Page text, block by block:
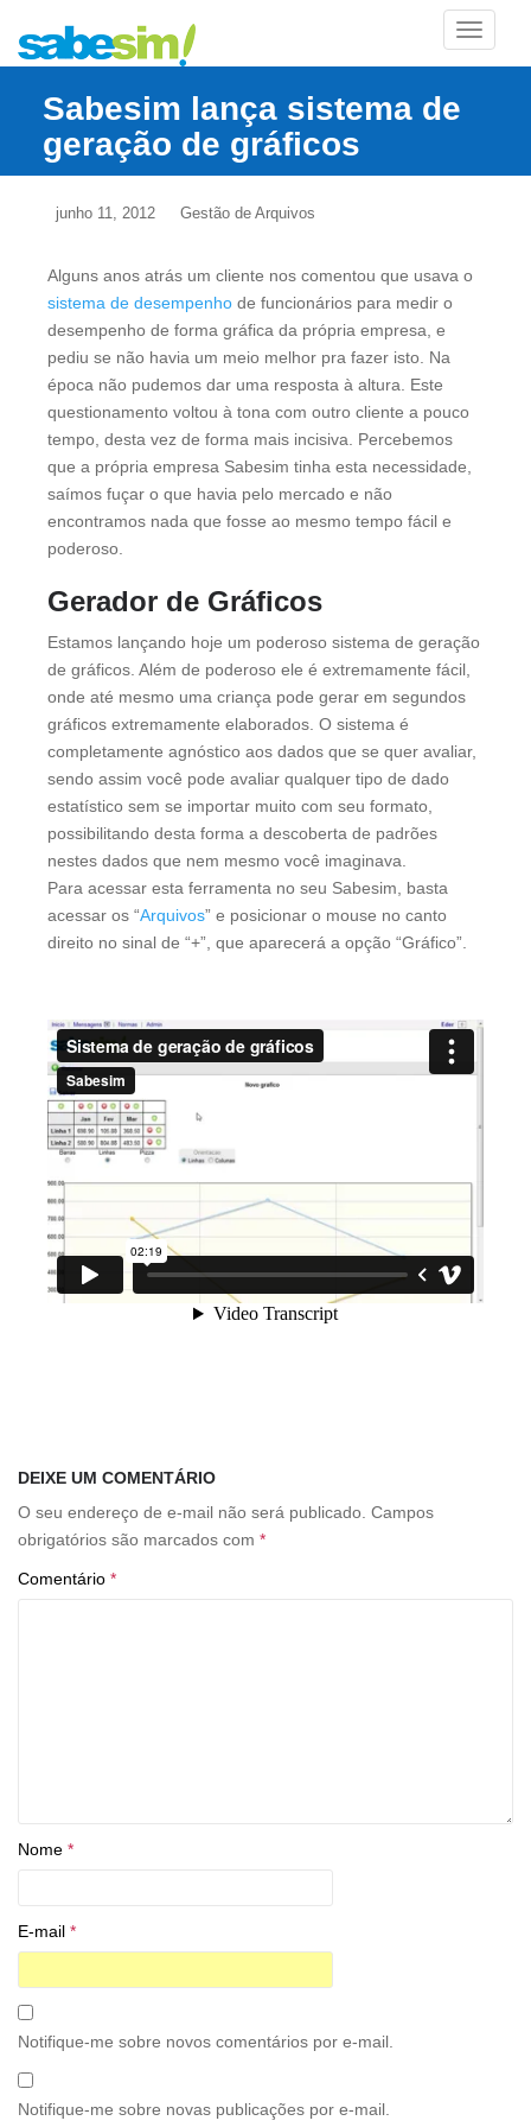
Sabesim lança sistema de
geração de gráficos
junho 11, 2012 Gestão de Arquivos
Alguns anos atrás um cliente nos comentou que usava o
sistema de desempenho de funcionários para medir o
desempenho de forma gráfica da própria empresa, e
pediu se não havia um meio melhor pra fazer isto. Na
época não pudemos dar uma resposta à altura. Este
questionamento voltou à tona com outro cliente a pouco
tempo, desta vez de forma mais incisiva. Percebemos
que a própria empresa Sabesim tinha esta necessidade,
saímos fuçar o que havia pelo mercado e não
encontramos nada que fosse ao mesmo tempo fácil e
poderoso.
Gerador de Gráficos
Estamos lançando hoje um poderoso sistema de geração
de gráficos. Além de poderoso ele é extremamente fácil,
onde até mesmo uma criança pode gerar em segundos
gráficos extremamente elaborados. O sistema é
completamente agnóstico aos dados que se quer avaliar,
sendo assim você pode avaliar qualquer tipo de dado
estatístico sem se importar muito com seu formato,
possibilitando desta forma a descoberta de padrões
nestes dados que nem mesmo você imaginava.
Para acessar esta ferramenta no seu Sabesim, basta
acessar os “Arquivos” e posicionar o mouse no canto
direito no sinal de “+”, que aparecerá a opção “Gráfico”.
DEIXE UM COMENTÁRIO
O seu endereço de e-mail não será publicado. Campos
obrigatórios são marcados com *
Comentário *
Nome *
E-mail *
Notifique-me sobre novos comentários por e-mail.
Notifique-me sobre novas publicações por e-mail.